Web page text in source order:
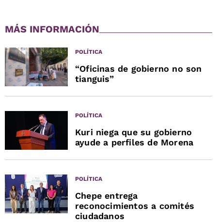
MÁS INFORMACIÓN
POLÍTICA
“Oficinas de gobierno no son
tianguis”
POLÍTICA
Kuri niega que su gobierno
ayude a perfiles de Morena
POLÍTICA
Chepe entrega
reconocimientos a comités
ciudadanos